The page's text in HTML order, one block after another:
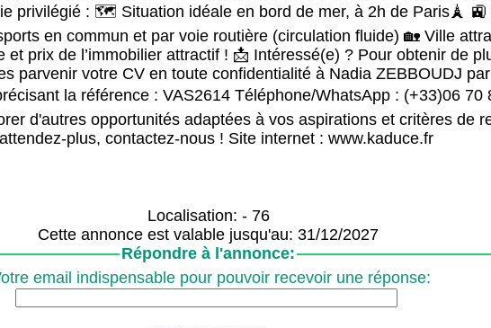
privilégié : 🗺️ Situation idéale en bord de mer, à 2h de Paris🗼 🚉
en commun et par voie routière (circulation fluide) 🏡 Ville
et prix de l’immobilier attractif ! 📩 Intéressé(e) ? Pour obtenir de
parvenir votre CV en toute confidentialité à Nadia ZEBBOUDJ
la référence : VAS2614 Téléphone/WhatsApp : (+33)06
d'autres opportunités adaptées à vos aspirations et critères de
plus, contactez-nous ! Site internet : www.kaduce.fr
Localisation: - 76
Cette annonce est valable jusqu'au: 31/12/2027
Répondre à l'annonce:
email indispensable pour pouvoir recevoir une réponse: